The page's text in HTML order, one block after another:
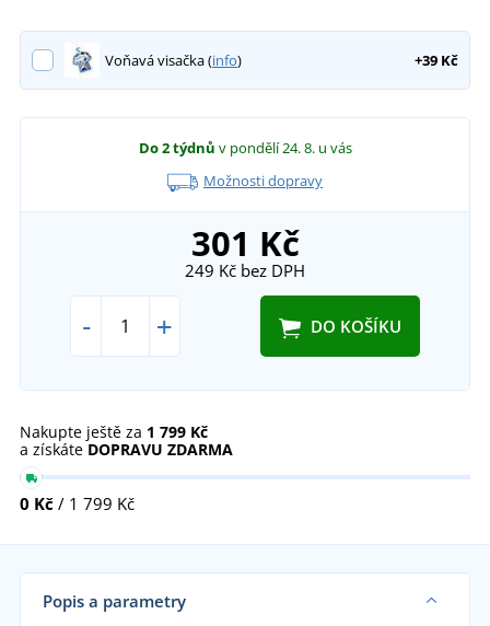
Voňavá visačka (info) +39 Kč
Do 2 týdnů v pondělí 24. 8. u vás
Možnosti dopravy
301 Kč
249 Kč bez DPH
- + DO KOŠÍKU
Nakupte ještě za 1 799 Kč
a získáte DOPRAVU ZDARMA
0 Kč / 1 799 Kč
Popis a parametry